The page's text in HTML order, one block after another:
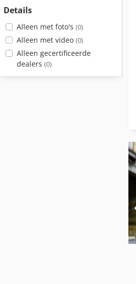
Details
Alleen met foto's (0)
Alleen met video (0)
Alleen gecertificeerde
dealers (0)